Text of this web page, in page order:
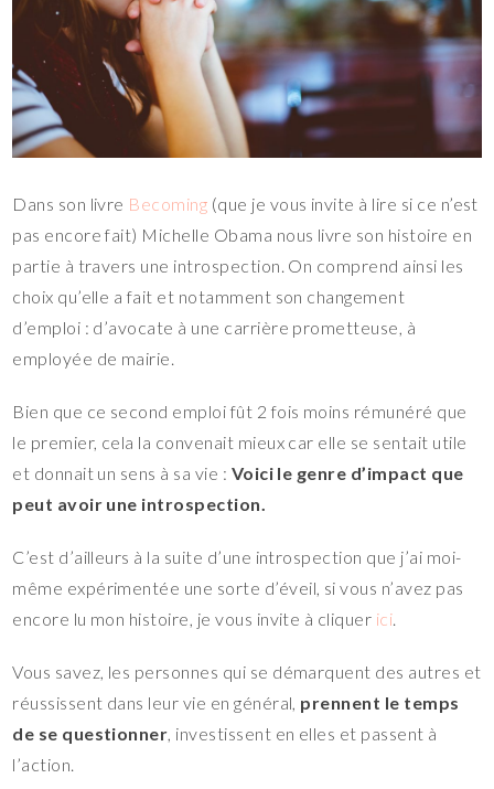
Dans son livre Becoming (que je vous invite à lire si ce n’est
pas encore fait) Michelle Obama nous livre son histoire en
partie à travers une introspection. On comprend ainsi les
choix qu’elle a fait et notamment son changement
d’emploi : d’avocate à une carrière prometteuse, à
employée de mairie.
Bien que ce second emploi fût 2 fois moins rémunéré que
le premier, cela la convenait mieux car elle se sentait utile
et donnait un sens à sa vie : Voici le genre d’impact que
peut avoir une introspection.
C’est d’ailleurs à la suite d’une introspection que j’ai moi-
même expérimentée une sorte d’éveil, si vous n’avez pas
encore lu mon histoire, je vous invite à cliquer ici.
Vous savez, les personnes qui se démarquent des autres et
réussissent dans leur vie en général, prennent le temps
de se questionner, investissent en elles et passent à
l’action.